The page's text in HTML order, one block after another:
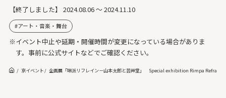
【終了しました】 2024.08.06 ～ 2024.11.10
アート・音楽・舞台
※イベント中止や延期・開催時間が変更になっている場合がありま
す。事前に公式サイトなどでご確認ください。
京イベント 企画展「琳派リフレイン－山本太郎と芸艸堂」 Special exhibition Rimpa Refrain